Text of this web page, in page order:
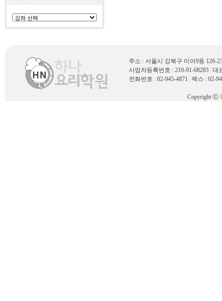
주소 : 서울시 강북구 미아9동 126-
사업자등록번호 : 210-91-68283 대
전화번호 : 02-945-4871
팩스 : 02-
Copyright ⓒ